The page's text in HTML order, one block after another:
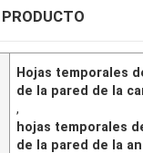
Hojas temporales
de la pared de la
,
hojas temporales
de la pared de la